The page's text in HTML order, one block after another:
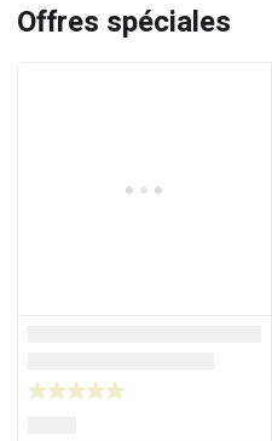
Offres spéciales